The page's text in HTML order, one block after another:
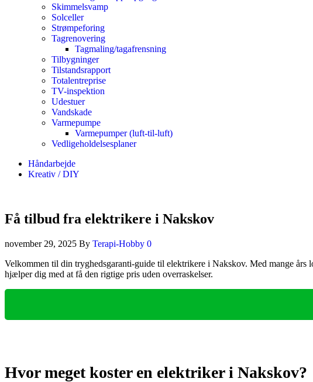
Skimmelsvamp
Solceller
Strømpeforing
Tagrenovering
Tagmaling/tagafrensning
Tilbygninger
Tilstandsrapport
Totalentreprise
TV-inspektion
Udestuer
Vandskade
Varmepumpe
Varmepumper (luft-til-luft)
Vedligeholdelsesplaner
Håndarbejde
Kreativ / DIY
Få tilbud fra elektrikere i Nakskov
november 29, 2025 By Terapi-Hobby 0
Velkommen til din tryghedsgaranti-guide til elektrikere i Nakskov. Med mange
hjælper dig med at få den rigtige pris uden overraskelser.
Hvor meget koster en elektriker i Nakskov?